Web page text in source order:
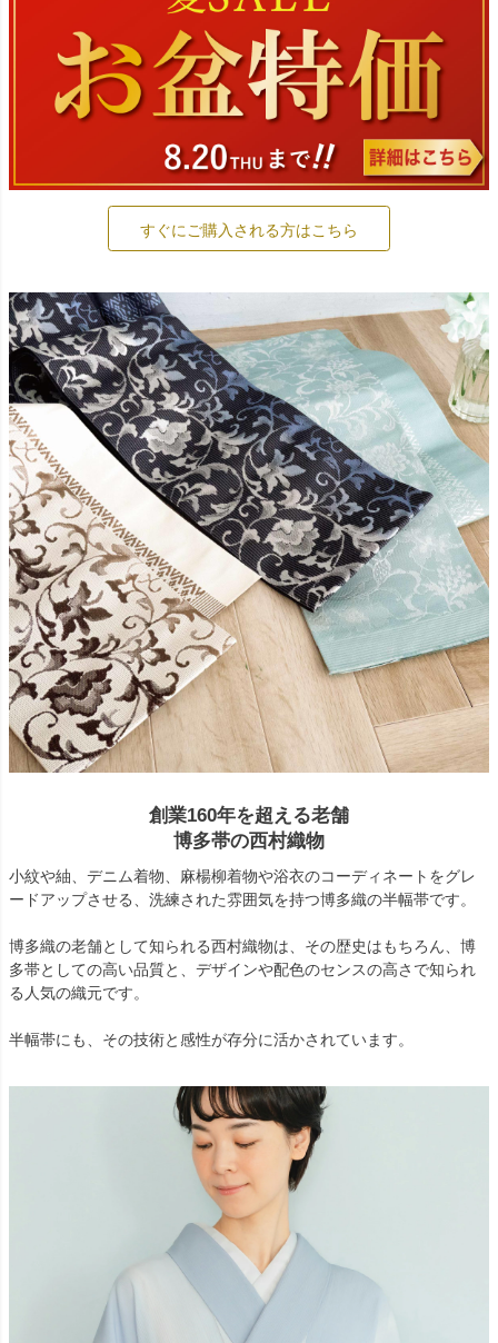
すぐにご購入される方はこちら
創業160年を超える老舗
博多帯の西村織物
小紋や紬、デニム着物、麻楊柳着物や浴衣のコーディネートをグレ
ードアップさせる、洗練された雰囲気を持つ博多織の半幅帯です。
博多織の老舗として知られる西村織物は、その歴史はもちろん、博
多帯としての高い品質と、デザインや配色のセンスの高さで知られ
る人気の織元です。
半幅帯にも、その技術と感性が存分に活かされています。